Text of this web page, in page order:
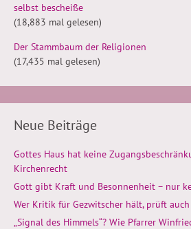
selbst bescheiße
(18,883 mal gelesen)
Der Stammbaum der Religionen
(17,435 mal gelesen)
Neue Beiträge
Gottes Haus hat keine
Kirchenrecht
Gott gibt Kraft und Besonnenheit – nur
Wer Kritik für Gezwitscher hält, prüft
„Signal des Himmels“? Wie Pfarrer